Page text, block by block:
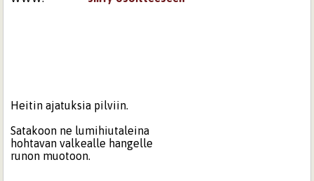
Heitin ajatuksia pilviin.
Satakoon ne lumihiutaleina
hohtavan valkealle hangelle
runon muotoon.